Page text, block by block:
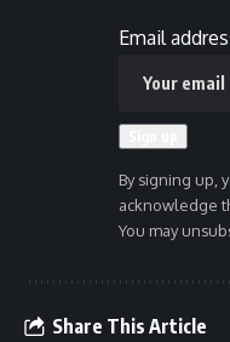
Email
By signing up,
acknowledge
You may
Share This Article